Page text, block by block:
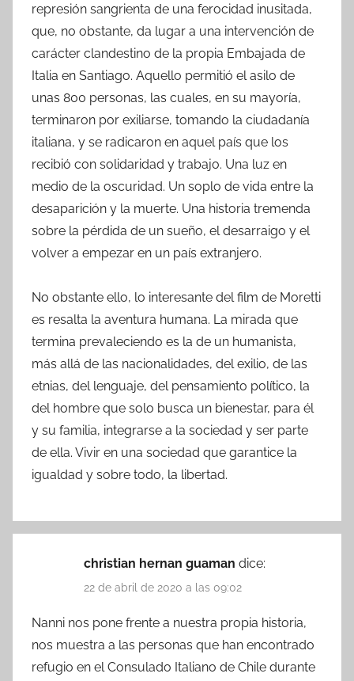
represión sangrienta de una ferocidad inusitada,
que, no obstante, da lugar a una intervención de
carácter clandestino de la propia Embajada de
Italia en Santiago. Aquello permitió el asilo de
unas 800 personas, las cuales, en su mayoría,
terminaron por exiliarse, tomando la ciudadanía
italiana, y se radicaron en aquel país que los
recibió con solidaridad y trabajo. Una luz en
medio de la oscuridad. Un soplo de vida entre la
desaparición y la muerte. Una historia tremenda
sobre la pérdida de un sueño, el desarraigo y el
volver a empezar en un país extranjero.
No obstante ello, lo interesante del film de Moretti
es resalta la aventura humana. La mirada que
termina prevaleciendo es la de un humanista,
más allá de las nacionalidades, del exilio, de las
etnias, del lenguaje, del pensamiento político, la
del hombre que solo busca un bienestar, para él
y su familia, integrarse a la sociedad y ser parte
de ella. Vivir en una sociedad que garantice la
igualdad y sobre todo, la libertad.
christian hernan guaman dice:
22 de abril de 2020 a las 09:02
Nanni nos pone frente a nuestra propia historia,
nos muestra a las personas que han encontrado
refugio en el Consulado Italiano de Chile durante